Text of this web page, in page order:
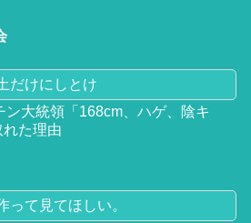
だけにしとけ
ン大統領「168cm、ハゲ、陰キ
た理由
って見てほしい。